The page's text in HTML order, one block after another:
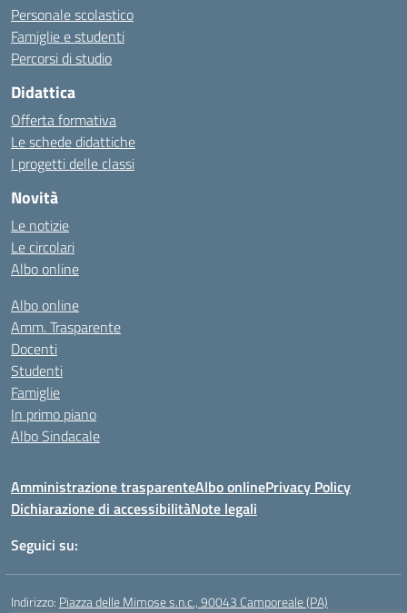
Personale scolastico
Famiglie e studenti
Percorsi di studio
Didattica
Offerta formativa
Le schede didattiche
I progetti delle classi
Novità
Le notizie
Le circolari
Albo online
Albo online
Amm. Trasparente
Docenti
Studenti
Famiglie
In primo piano
Albo Sindacale
Amministrazione trasparenteAlbo onlinePrivacy Policy
Dichiarazione di accessibilitàNote legali
Seguici su:
Indirizzo: Piazza delle Mimose s.n.c., 90043 Camporeale (PA)